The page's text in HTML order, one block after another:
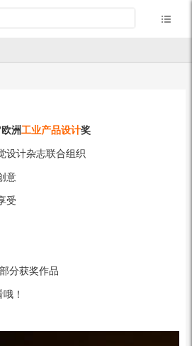
洲工业产品设计奖
设计杂志联合组织
意
受
分获奖作品
！